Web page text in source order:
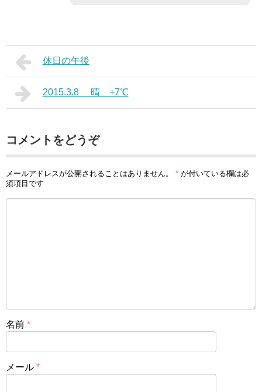
休日の午後
2015.3.8 晴 +7℃
コメントをどうぞ
メールアドレスが公開されることはありません。 * が付いている欄は必
須項目です
名前 *
メール *